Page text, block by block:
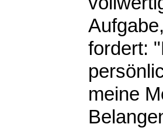
fordert:
meine